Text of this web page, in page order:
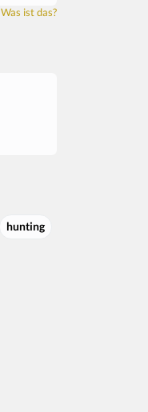
Was ist das?
hunting